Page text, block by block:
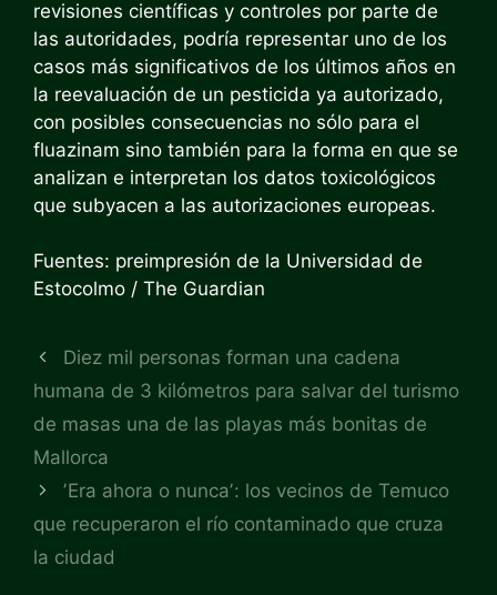
revisiones científicas y controles por parte de
las autoridades, podría representar uno de los
casos más significativos de los últimos años en
la reevaluación de un pesticida ya autorizado,
con posibles consecuencias no sólo para el
fluazinam sino también para la forma en que se
analizan e interpretan los datos toxicológicos
que subyacen a las autorizaciones europeas.
Fuentes: preimpresión de la Universidad de
Estocolmo / The Guardian
Diez mil personas forman una cadena
humana de 3 kilómetros para salvar del turismo
de masas una de las playas más bonitas de
Mallorca
ʼEra ahora o nuncaʼ: los vecinos de Temuco
que recuperaron el río contaminado que cruza
la ciudad